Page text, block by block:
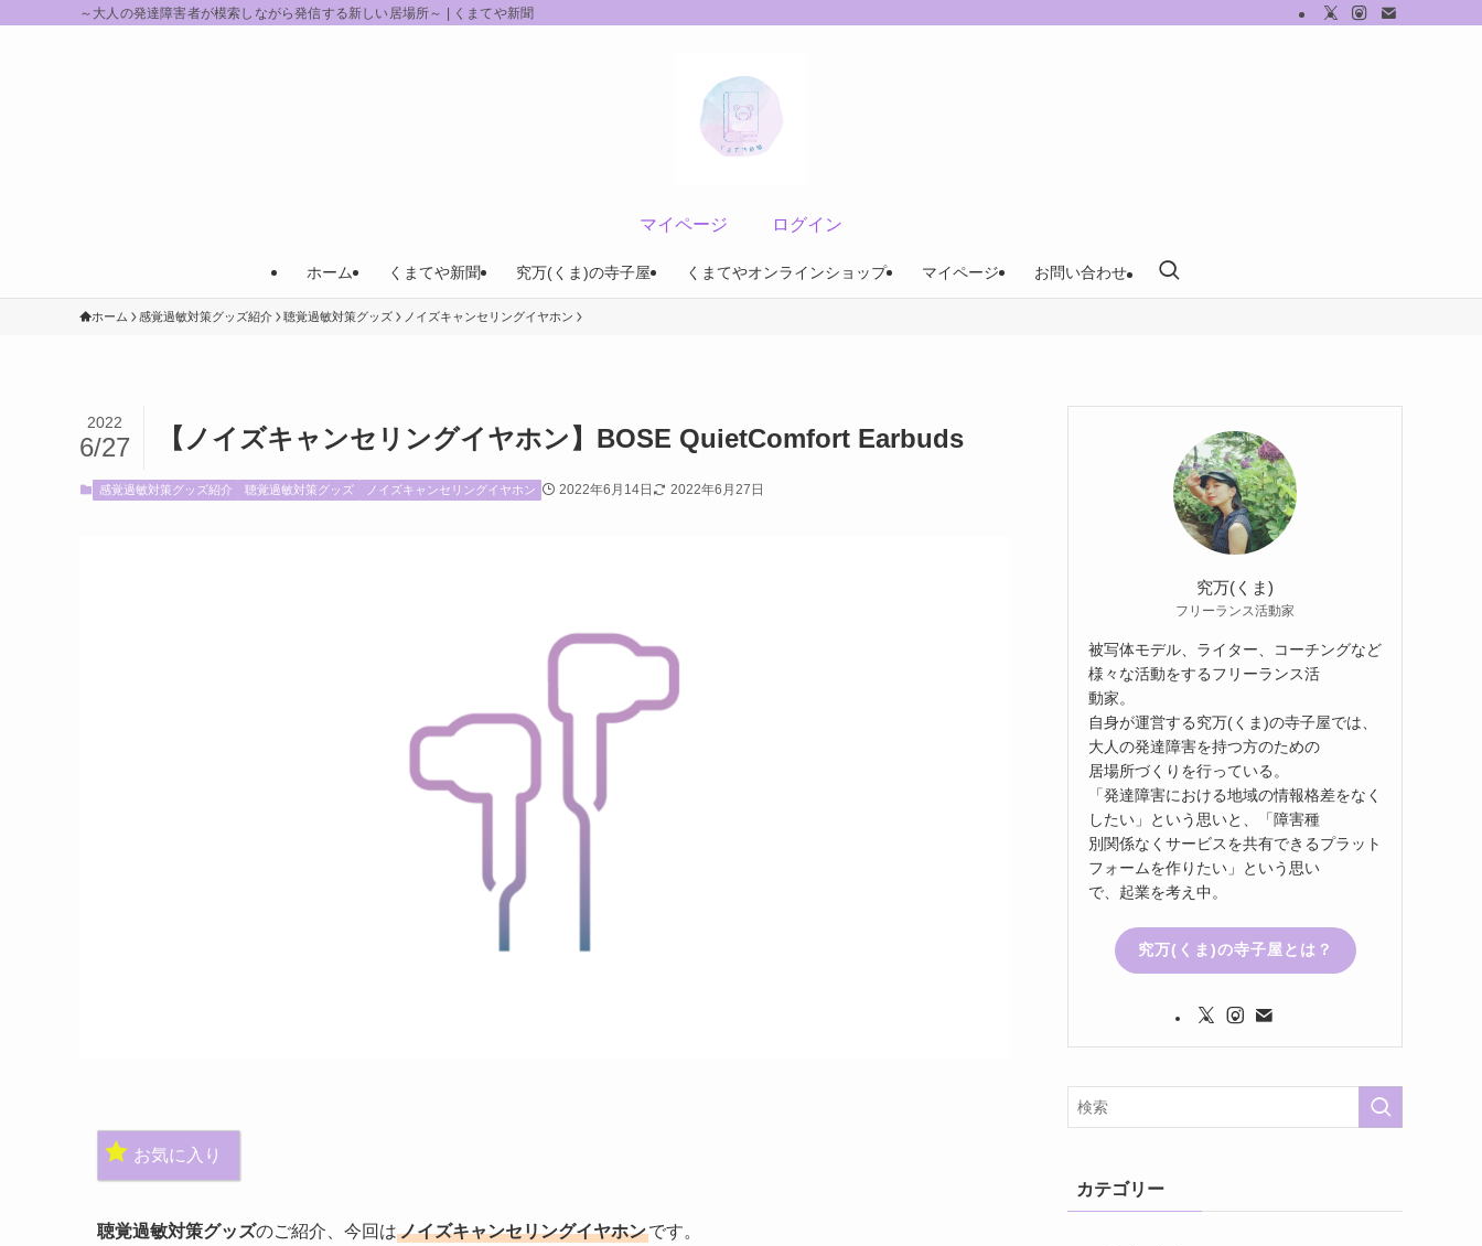
～大人の発達障害者が模索しながら発信する新しい居場所～ | くまてや新聞
ホーム くまてや新聞 究万(くま)の寺子屋 くまてやオンラインショップ マイページ お問い合わせ
マイページ ログイン
ホーム 感覚過敏対策グッズ紹介 聴覚過敏対策グッズ ノイズキャンセリングイヤホン
【ノイズキャンセリングイヤホン】BOSE QuietComfort Earbuds
2022
6/27
感覚過敏対策グッズ紹介 聴覚過敏対策グッズ ノイズキャンセリングイヤホン 2022年6月14日 2022年6月27日
お気に入り
聴覚過敏対策グッズのご紹介、今回はノイズキャンセリングイヤホンです。
究万(くま)
フリーランス活動家
被写体モデル、ライター、コーチングなど
様々な活動をするフリーランス活
動家。
自身が運営する究万(くま)の寺子屋では、
大人の発達障害を持つ方のための
居場所づくりを行っている。
「発達障害における地域の情報格差をなく
したい」という思いと、「障害種
別関係なくサービスを共有できるプラット
フォームを作りたい」という思い
で、起業を考え中。
究万(くま)の寺子屋とは？
カテゴリー